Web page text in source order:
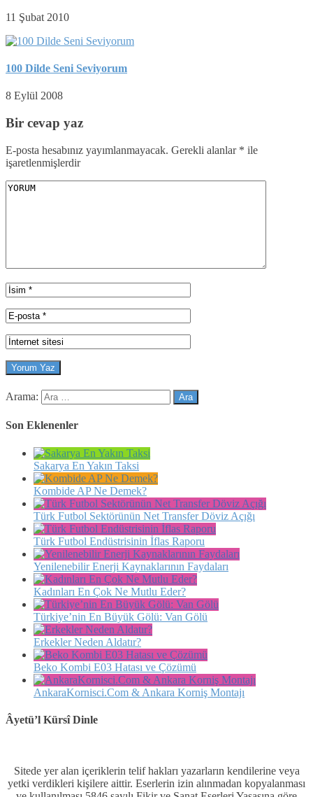
11 Şubat 2010
100 Dilde Seni Seviyorum
8 Eylül 2008
Bir cevap yaz
E-posta hesabınız yayımlanmayacak. Gerekli alanlar * ile
işaretlenmişlerdir
Arama:
Son Eklenenler
Sakarya En Yakın Taksi
Kombide AP Ne Demek?
Türk Futbol Sektörünün Net Transfer Döviz Açığı
Türk Futbol Endüstrisinin İflas Raporu
Yenilenebilir Enerji Kaynaklarının Faydaları
Kadınları En Çok Ne Mutlu Eder?
Türkiye’nin En Büyük Gölü: Van Gölü
Erkekler Neden Aldatır?
Beko Kombi E03 Hatası ve Çözümü
AnkaraKornisci.Com & Ankara Korniş Montajı
Âyetü’l Kürsî Dinle
Sitede yer alan içeriklerin telif hakları yazarların kendilerine veya
yetki verdikleri kişilere aittir. Eserlerin izin alınmadan kopyalanması